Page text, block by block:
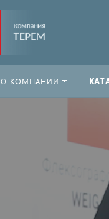
О КОМПАНИИ